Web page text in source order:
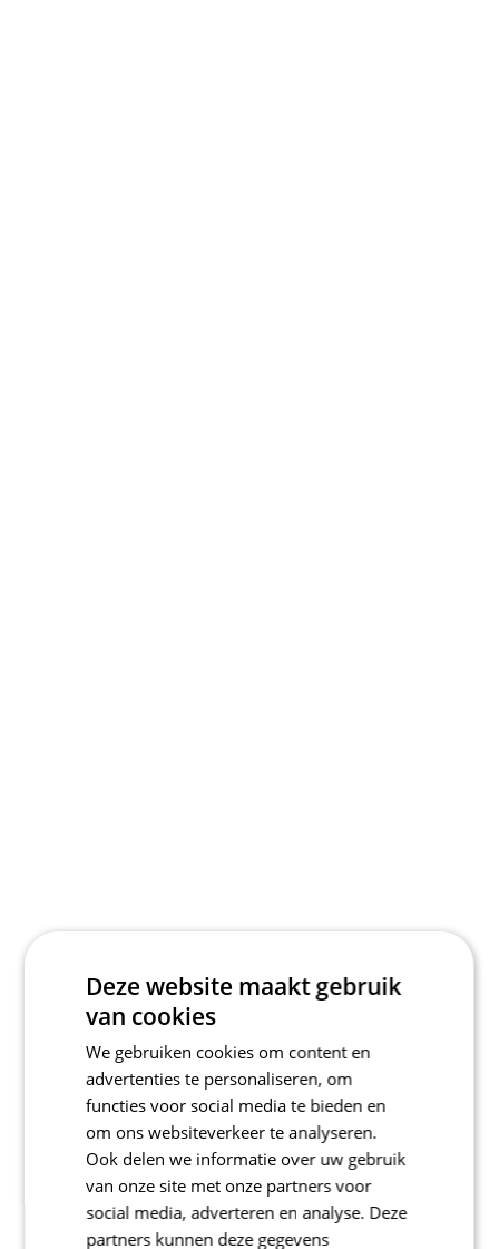
Deze website maakt gebruik
van cookies
We gebruiken cookies om content en
advertenties te personaliseren, om
functies voor social media te bieden en
om ons websiteverkeer te analyseren.
Ook delen we informatie over uw gebruik
van onze site met onze partners voor
social media, adverteren en analyse. Deze
partners kunnen deze gegevens